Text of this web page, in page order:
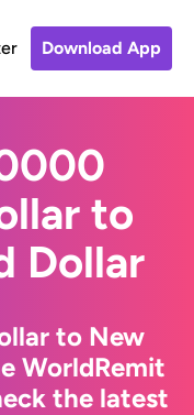
Download App
to
Dollar
to New
WorldRemit
the latest